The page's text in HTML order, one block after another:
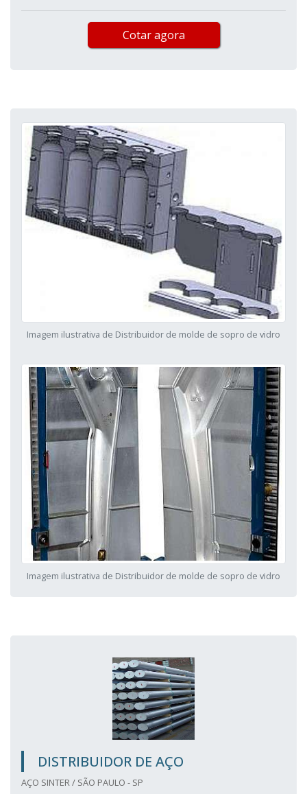
Cotar agora
Imagem ilustrativa de Distribuidor de molde de sopro de vidro
Imagem ilustrativa de Distribuidor de molde de sopro de vidro
DISTRIBUIDOR DE AÇO
AÇO SINTER / SÃO PAULO - SP